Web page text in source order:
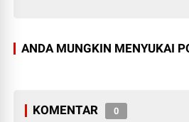
ANDA MUNGKIN MENYUKAI
KOMENTAR 0